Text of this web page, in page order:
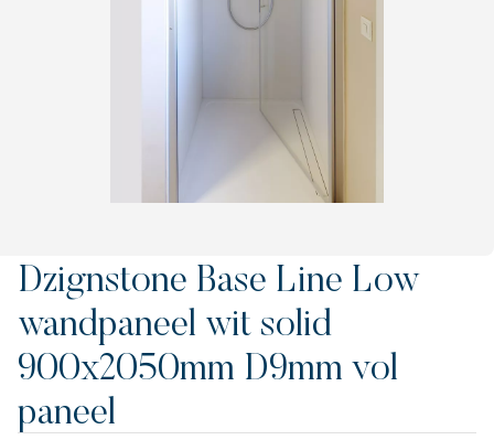
Dzignstone Base Line Low
wandpaneel wit solid
900x2050mm D9mm vol
paneel